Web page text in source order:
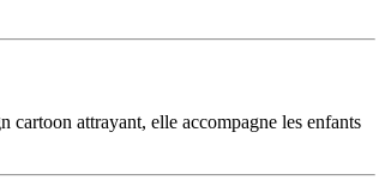
cartoon attrayant, elle accompagne les enfants